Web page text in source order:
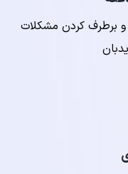
برطرف کردن مشکلات